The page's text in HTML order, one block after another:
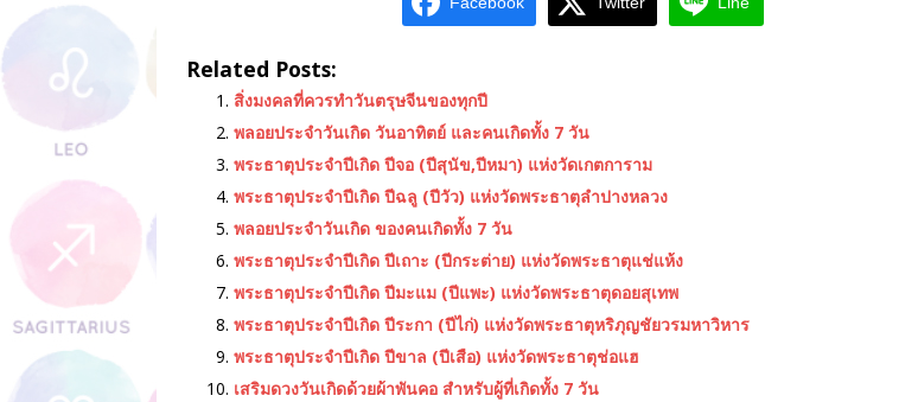
Related Posts:
สิ่งมงคลที่ควรทำวันตรุษจีนของทุกปี
พลอยประจำวันเกิด วันอาทิตย์ และคนเกิดทั้ง 7 วัน
พระธาตุประจำปีเกิด ปีจอ (ปีสุนัข,ปีหมา) แห่งวัดเกตการาม
พระธาตุประจําปีเกิด ปีฉลู (ปีวัว) แห่งวัดพระธาตุลำปางหลวง
พลอยประจำวันเกิด ของคนเกิดทั้ง 7 วัน
พระธาตุประจำปีเกิด ปีเถาะ (ปีกระต่าย) แห่งวัดพระธาตุแช่แห้ง
พระธาตุประจําปีเกิด ปีมะแม (ปีแพะ) แห่งวัดพระธาตุดอยสุเทพ
พระธาตุประจำปีเกิด ปีระกา (ปีไก่) แห่งวัดพระธาตุหริภุญชัยวรมหาวิหาร
พระธาตุประจําปีเกิด ปีขาล (ปีเสือ) แห่งวัดพระธาตุช่อแฮ
เสริมดวงวันเกิดด้วยผ้าพันคอ สำหรับผู้ที่เกิดทั้ง 7 วัน